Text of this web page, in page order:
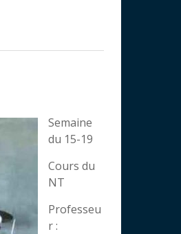
Semaine
du 15-19
Cours du
NT
Professeu
r :